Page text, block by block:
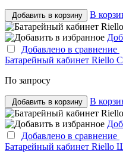
Добавить в корзину В
Добавлено в сравнение
Батарейный кабинет Riello
По запросу
Добавить в корзину В
Добавлено в сравнение
Батарейный кабинет Riello